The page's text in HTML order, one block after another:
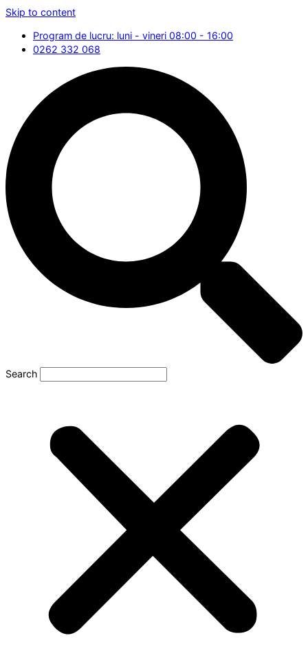
Skip to content
Program de lucru: luni - vineri 08:00 - 16:00
0262 332 068
Search